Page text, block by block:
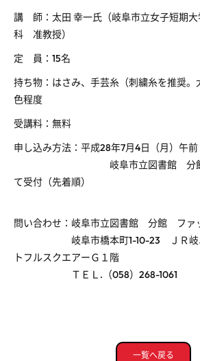
講 師：太田 幸一氏（岐阜市立女子短期
科 准教授）
定 員：15名
持ち物：はさみ、手芸糸（刺繍糸を推奨。
色程度
受講料：無料
申し込み方法：平成28年7月4日（月）午前
岐阜市立図書館 分館 窓
て受付（先着順）
問い合わせ：岐阜市立図書館 分館 ファ
岐阜市橋本町1-10-23 ＪＲ岐阜
トフルスクエアーＧ１階
ＴＥＬ.（058）268-1061
一覧へ戻る